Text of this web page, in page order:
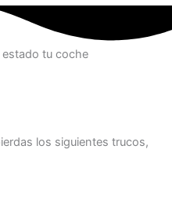
tu coche
los siguientes trucos,